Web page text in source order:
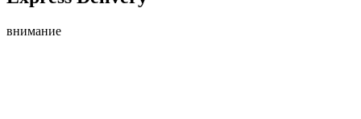
внимание